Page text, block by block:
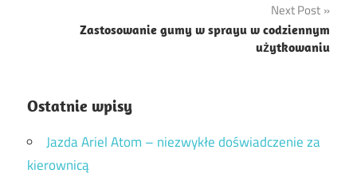
Next Post
Zastosowanie gumy w sprayu w codziennym
użytkowaniu
Ostatnie wpisy
Jazda Ariel Atom – niezwykłe doświadczenie za
kierownicą